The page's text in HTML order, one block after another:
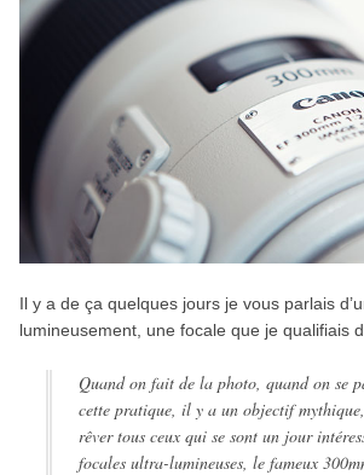
Il y a de ça quelques jours je vous parlais
lumineusement, une focale que je qualifiais
Quand on fait de la photo, quand on se
cette pratique, il y a un objectif
rêver tous ceux qui se sont un jour
focales ultra-lumineuses, le fameux